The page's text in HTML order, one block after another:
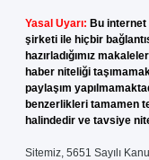
Yasal Uyarı: Bu
şirketi ile hiçbir
hazırladığımız
haber niteliği
paylaşım
benzerlikleri tamamen
halindedir ve tavsiye
Sitemiz, 5651 Sayılı